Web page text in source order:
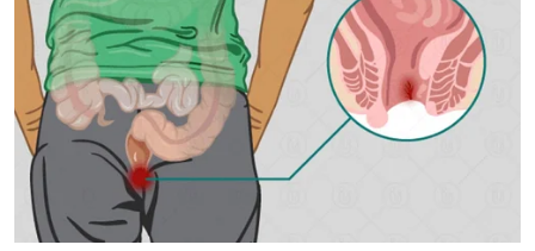
กรุงเทพฯ และปริมณฑล
มีฝนฟ้าคะนองร้อยละ 20 ของพื้นที่ อุณหภูมิต่ำสุด 24-26
องศาฯ สูงสุด 33-35 องศาฯ